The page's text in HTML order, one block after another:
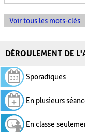
Voir tous les mots-clés
DÉROULEMENT DE
Sporadiques
En plusieurs
En classe